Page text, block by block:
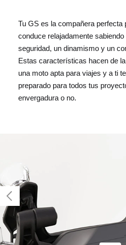
Tu GS es la compañera perfecta
conduce relajadamente
seguridad, un dinamismo y un
Estas características hacen de
una moto apta para viajes y a ti
preparado para todos tus
envergadura o no.